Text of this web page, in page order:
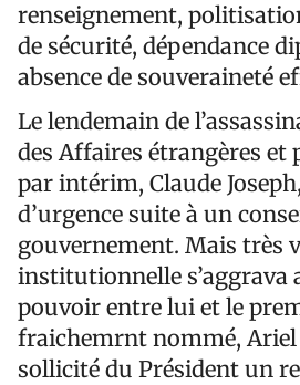
renseignement,
de sécurité, dépendance
absence de souveraineté
Le lendemain de
des Affaires étrangères
par intérim, Claude
d’urgence suite à un
gouvernement. Mais très
institutionnelle s’aggrava
pouvoir entre lui et le
fraichemrnt nommé,
sollicité du Président un